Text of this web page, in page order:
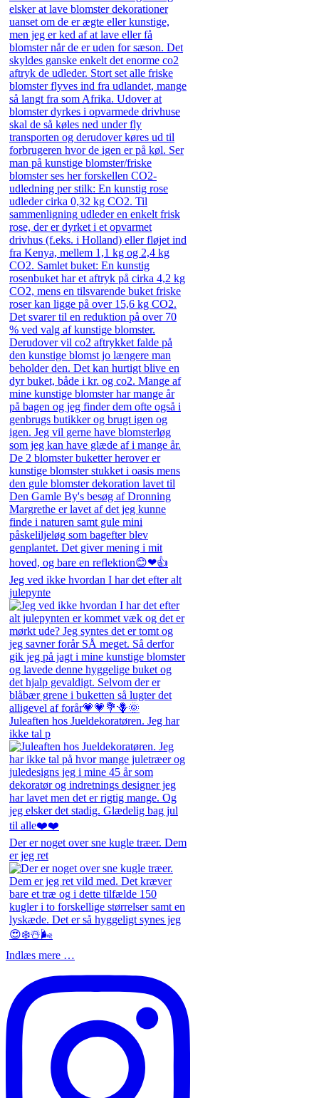
Jeg ved ikke hvordan I har det efter alt
julepynte
Juleaften hos Jueldekoratøren. Jeg har
ikke tal p
Der er noget over sne kugle træer. Dem
er jeg ret
Indlæs mere …